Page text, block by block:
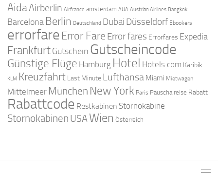
AidaAirberlin Airfrance amsterdam AUA Austrian Airlines Bangkok
Barcelona Berlin Deutschland Dubai Düsseldorf Ebookers
errorfare Error Fare Error fares Errorfares Expedia
FrankfurtGutschein Gutscheincode
Günstige Flüge Hamburg Hotel Hotels.com Karibik
KLM Kreuzfahrt Last Minute Lufthansa Miami Mietwagen
Mittelmeer München New York Paris Pauschalreise Rabatt
Rabattcode Restkabinen Stornokabine
Stornokabinen USAWien Österreich